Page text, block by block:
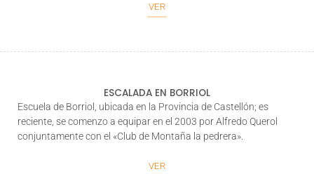
VER
ESCALADA EN BORRIOL
Escuela de Borriol, ubicada en la Provincia de Castellón; es
reciente, se comenzo a equipar en el 2003 por Alfredo Querol
conjuntamente con el «Club de Montaña la pedrera».
VER